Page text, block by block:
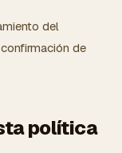
del
de
política